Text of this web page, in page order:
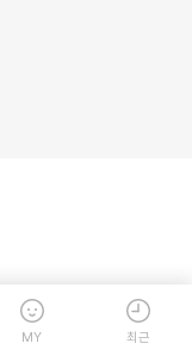
MY 최근